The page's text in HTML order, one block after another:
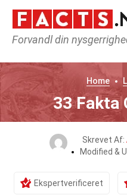
Forvandl din
Home
33 Fakta
Skrevet Af:
Modified &
Ekspertverificeret